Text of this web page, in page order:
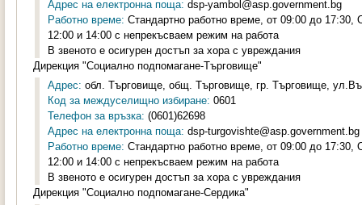
Адрес на електронна поща: dsp-yambol@asp.government.bg
Работно време: Стандартно работно време, от 09:00 до
12:00 и 14:00 с непрекъсваем режим на работа
В звеното е осигурен достъп за хора с увреждания
Дирекция "Социално подпомагане-Търговище"
Адрес: обл. Търговище, общ. Търговище, гр. Търговище,
Код за междуселищно избиране: 0601
Телефон за връзка: (0601)62698
Адрес на електронна поща: dsp-turgovishte@asp.government.bg
Работно време: Стандартно работно време, от 09:00 до
12:00 и 14:00 с непрекъсваем режим на работа
В звеното е осигурен достъп за хора с увреждания
Дирекция "Социално подпомагане-Сердика"